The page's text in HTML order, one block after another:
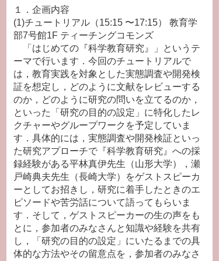
１．企画内容
(1)チュートリアル（15:15 〜17:15） 教育学
部7号館1F ティーチングコモンズ
「はじめての『科学教育研究』」というテ
ーマで行います．今回のチュートリアルで
は，教育実践を対象とした実態調査や開発検
証を想定し，どのように文献をレビューする
のか，どのように研究の問いを立てるのか，
といった「研究の目的の設定」に特化したレ
クチャーやグループワークを予定していま
す．具体的には，実態調査や開発検証といっ
た研究アプローチで『科学教育研究』への採
録経験がある平林真伊先生（山形大学），瀬
戸崎典夫先生（長崎大学）をゲストスピーカ
ーとしてお招きし，研究に着手したときのエ
ピソードや苦労話について語ってもらいま
す．そして，ゲストスピーカーの生の声をも
とに，参加者のみなさんと知識や経験を共有
し，「研究の目的の設定」にいたるまでの具
体的な方法やその留意点を，参加者のみなさ